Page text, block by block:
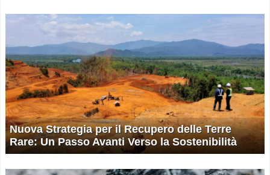
Nuova Strategia per il Recupero delle Terre
Rare: Un Passo Avanti Verso la Sostenibilità